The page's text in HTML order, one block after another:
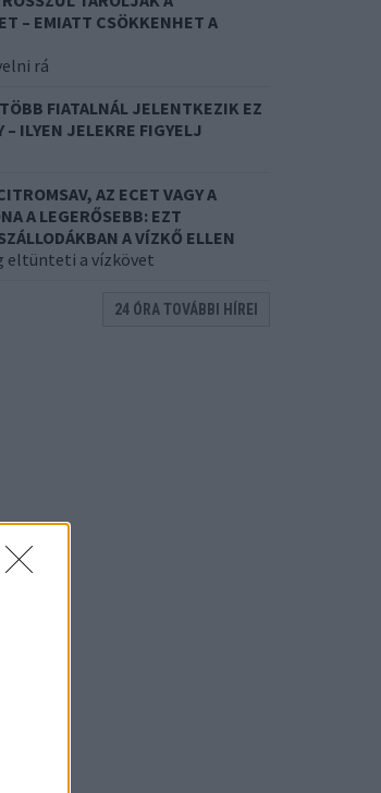
– EMIATT CSÖKKENHET A
rá
FIATALNÁL JELENTKEZIK EZ
ILYEN JELEKRE FIGYELJ
AZ ECET VAGY A
A LEGERŐSEBB: EZT
A VÍZKŐ ELLEN
eltünteti a vízkövet
24 ÓRA TOVÁBBI HÍREI